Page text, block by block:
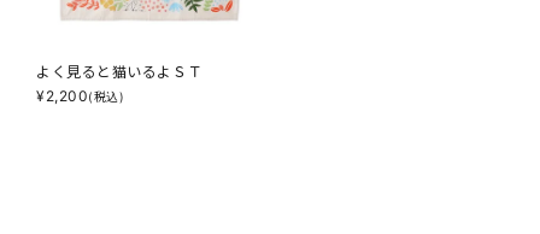
よく見ると猫いるよＳＴ
¥2,200(税込)